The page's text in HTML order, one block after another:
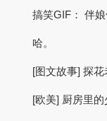
搞笑GIF： 伴
哈。
[图文故事] 探
[欧美] 厨房里的